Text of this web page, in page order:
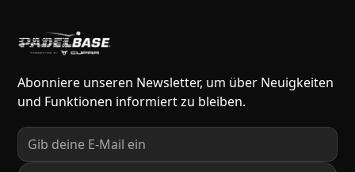
Abonniere unseren Newsletter, um über Neuigkeiten
und Funktionen informiert zu bleiben.